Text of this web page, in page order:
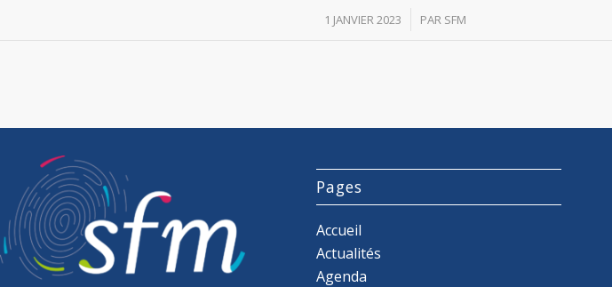
1 JANVIER 2023
/ PAR SFM
Pages
Accueil
Actualités
Agenda